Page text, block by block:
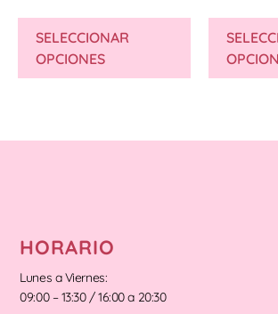
SELECCIONAR
OPCIONES
HORARIO
Lunes a Viernes:
09:00 – 13:30 / 16:00 a 20:30